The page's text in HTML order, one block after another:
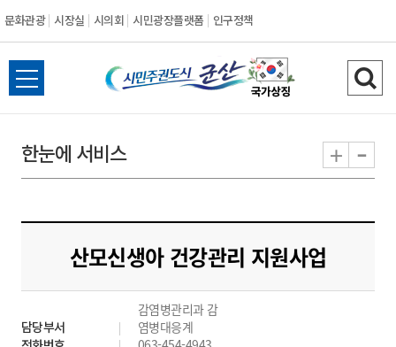
문화관광 시장실 시의회 시민광장플랫폼 인구정책
시
민
도
시
군
전
체
뉴
열
검
색
기
한눈에 서비스 + -
산모신생아 건강관리 지원사업
담당부서
감염병관리과 감
염병대응계